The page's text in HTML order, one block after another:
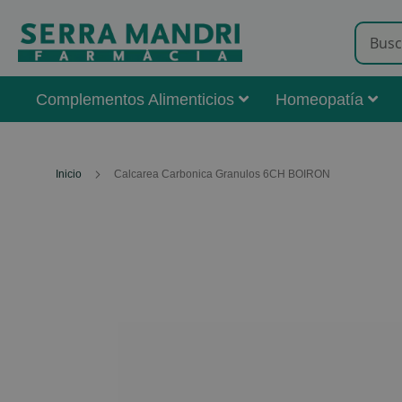
Complementos Alimenticios Homeopatía
Inicio Calcarea Carbonica Granulos 6CH BOIRON